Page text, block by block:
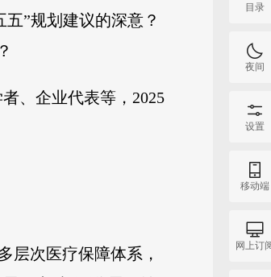
”规划建议的深意？
、企业代表等，2025
层次医疗保障体系，
目录
夜间
设置
移动端
网上订